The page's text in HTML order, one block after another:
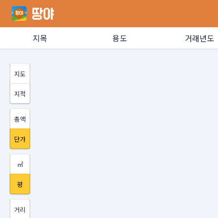
지목 용도 거래년도
지도
지적
총액
단가
㎡
평
거리